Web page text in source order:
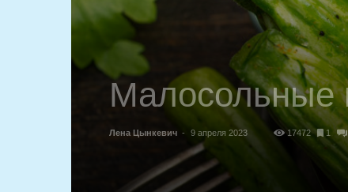
Малосольные
Лена Цынкевич - 9 апреля 2023 17472 1